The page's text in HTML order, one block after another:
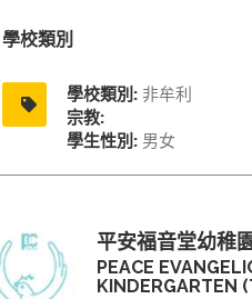
學校類別
學校類別: 非牟利
宗教:
學生性別: 男女
平安福音堂幼稚
PEACE
KINDERGARTEN